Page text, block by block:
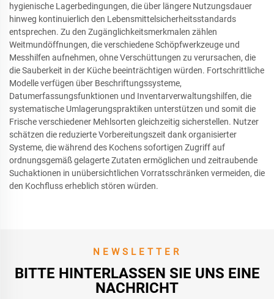
hygienische Lagerbedingungen, die über längere Nutzungsdauer
hinweg kontinuierlich den Lebensmittelsicherheitsstandards
entsprechen. Zu den Zugänglichkeitsmerkmalen zählen
Weitmundöffnungen, die verschiedene Schöpfwerkzeuge und
Messhilfen aufnehmen, ohne Verschüttungen zu verursachen, die
die Sauberkeit in der Küche beeinträchtigen würden. Fortschrittliche
Modelle verfügen über Beschriftungssysteme,
Datumerfassungsfunktionen und Inventarverwaltungshilfen, die
systematische Umlagerungspraktiken unterstützen und somit die
Frische verschiedener Mehlsorten gleichzeitig sicherstellen. Nutzer
schätzen die reduzierte Vorbereitungszeit dank organisierter
Systeme, die während des Kochens sofortigen Zugriff auf
ordnungsgemäß gelagerte Zutaten ermöglichen und zeitraubende
Suchaktionen in unübersichtlichen Vorratsschränken vermeiden, die
den Kochfluss erheblich stören würden.
NEWSLETTER
BITTE HINTERLASSEN SIE UNS EINE
NACHRICHT